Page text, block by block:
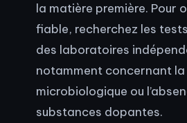
la matière première. Pour
fiable, recherchez les
des laboratoires
notamment concernant la
microbiologique ou
substances dopantes.